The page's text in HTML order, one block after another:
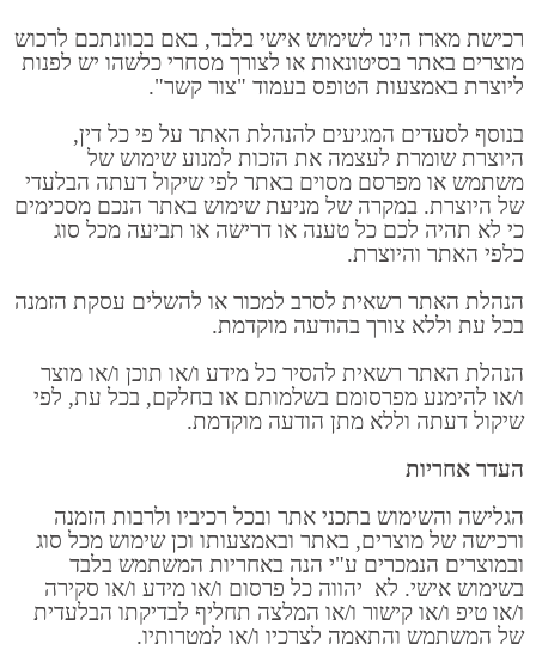
רכישת מארז הינו לשימוש אישי בלבד, באם בכוונתכם לרכוש
מוצרים באתר בסיטונאות או לצורך מסחרי כלשהו יש לפנות
ליוצרת באמצעות הטופס בעמוד "צור קשר".
בנוסף לסעדים המגיעים להנהלת האתר על פי כל דין,
היוצרת שומרת לעצמה את הזכות למנוע שימוש של
משתמש או מפרסם מסוים באתר לפי שיקול דעתה הבלעדי
של היוצרת. במקרה של מניעת שימוש באתר הנכם מסכימים
כי לא תהיה לכם כל טענה או דרישה או תביעה מכל סוג
כלפי האתר והיוצרת.
הנהלת האתר רשאית לסרב למכור או להשלים עסקת הזמנה
בכל עת וללא צורך בהודעה מוקדמת.
הנהלת האתר רשאית להסיר כל מידע ו/או תוכן ו/או מוצר
ו/או להימנע מפרסומם בשלמותם או בחלקם, בכל עת, לפי
שיקול דעתה וללא מתן הודעה מוקדמת.
העדר אחריות
הגלישה והשימוש בתכני אתר ובכל רכיביו ולרבות הזמנה
ורכישה של מוצרים, באתר ובאמצעותו וכן שימוש מכל סוג
ובמוצרים הנמכרים ע"י הנה באחריות המשתמש בלבד
בשימוש אישי. לא יהווה כל פרסום ו/או מידע ו/או סקירה
ו/או טיפ ו/או קישור ו/או המלצה תחליף לבדיקתו הבלעדית
של המשתמש והתאמה לצרכיו ו/או למטרותיו.